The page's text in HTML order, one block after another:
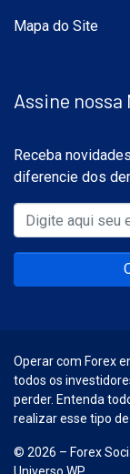
Mapa do Site
Assine
Receba
diferencie dos
Operar com Forex
todos os
perder. Entenda
realizar esse tipo
© 2026 – Forex